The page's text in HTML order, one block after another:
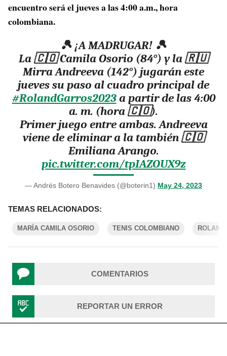
encuentro será el jueves a las 4:00 a.m., hora
colombiana.
🎾 ¡A MADRUGAR! 🎾
La 🇨🇴 Camila Osorio (84°) y la 🇷🇺
Mirra Andreeva (142°) jugarán este
jueves su paso al cuadro principal de
#RolandGarros2023a partir de las 4:00
a. m. (hora 🇨🇴).
Primer juego entre ambas. Andreeva
viene de eliminar a la también 🇨🇴
Emiliana Arango.
pic.twitter.com/tpIAZOUX9z
— Andrés Botero Benavides (@boterin1) May 24, 2023
TEMAS RELACIONADOS:
MARÍA CAMILA OSORIO TENIS COLOMBIANO
COMENTARIOS
REPORTAR UN ERROR